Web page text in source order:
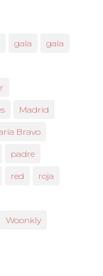
gala gala
Madrid
Bravo
padre
red roja
Woonkly